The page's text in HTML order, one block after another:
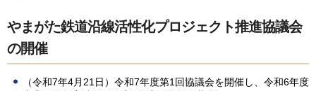
やまがた鉄道沿線活性化プロジェクト推進協議会
の開催
（令和7年4月21日）令和7年度第1回協議会を開催し、令和6年度